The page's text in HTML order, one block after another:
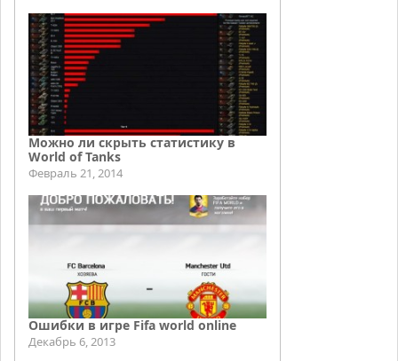
Можно ли скрыть статистику в
World of Tanks
Февраль 21, 2014
Ошибки в игре Fifa world online
Декабрь 6, 2013